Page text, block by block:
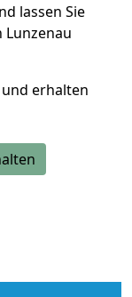
lassen Sie
Lunzenau
und erhalten